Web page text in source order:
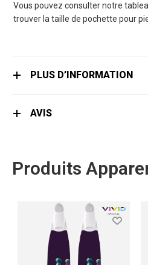
Vous pouvez consulter notre
trouver la taille de pochette pour
PLUS D’INFORMATION
AVIS
Produits